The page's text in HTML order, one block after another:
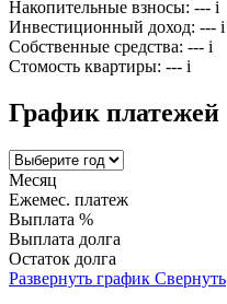
Накопительные взносы: --- i
Инвестиционный доход: --- i
Собственные средства: --- i
Стомость квартиры: --- i
График платежей
Месяц
Ежемес. платеж
Выплата %
Выплата долга
Остаток долга
Развернуть график Свернуть